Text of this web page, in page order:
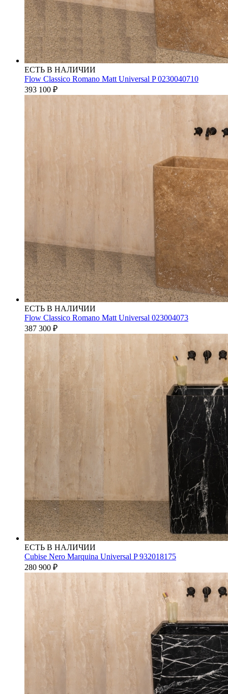
ЕСТЬ В НАЛИЧИИ
Flow Classico Romano Matt Universal P 0230040710
393 100 ₽
ЕСТЬ В НАЛИЧИИ
Flow Classico Romano Matt Universal 023004073
387 300 ₽
ЕСТЬ В НАЛИЧИИ
Cubise Nero Marquina Universal P 932018175
280 900 ₽